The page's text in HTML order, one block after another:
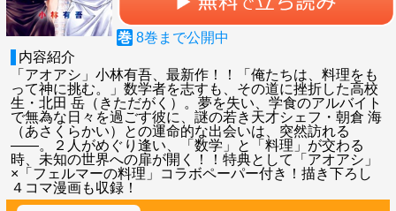
巻 8巻まで公開中
内容紹介
「アオアシ」小林有吾、最新作！！「俺たちは、料理をも
って神に挑む。」数学者を志すも、その道に挫折した高校
生・北田 岳（きただがく）。夢を失い、学食のアルバイト
で無為な日々を過ごす彼に、謎の若き天才シェフ・朝倉 海
（あさくらかい）との運命的な出会いは、突然訪れる
――。２人がめぐり逢い、「数学」と「料理」が交わる
時、未知の世界への扉が開く！！特典として「アオアシ」
×「フェルマーの料理」コラボペーパー付き！描き下ろし
４コマ漫画も収録！